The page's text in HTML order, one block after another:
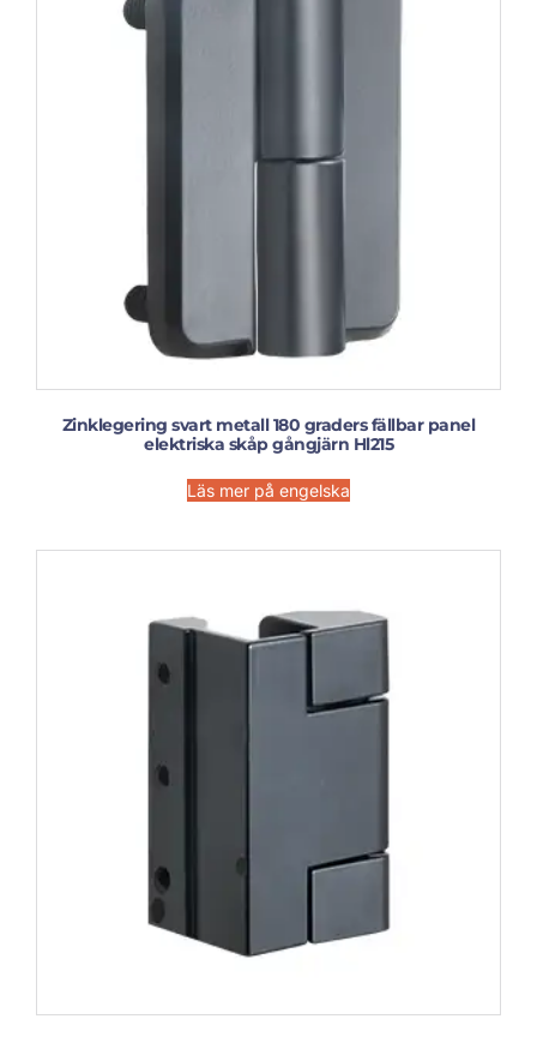
Zinklegering svart metall 180 graders fällbar panel
elektriska skåp gångjärn Hl215
Läs mer på engelska